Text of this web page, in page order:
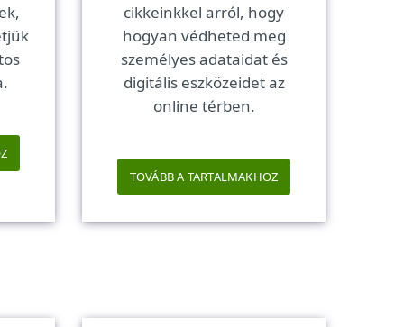
cikkeinkkel arról, hogy
hogyan védheted meg
személyes adataidat és
digitális eszközeidet az
online térben.
TOVÁBB A TARTALMAKHOZ